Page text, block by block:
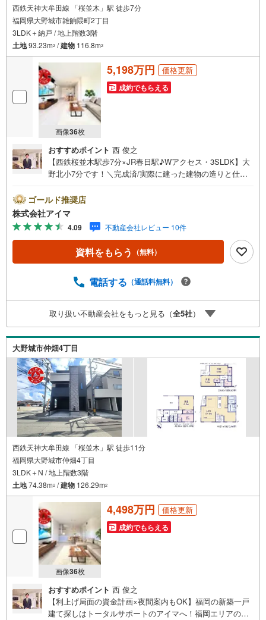
西鉄天神大牟田線 「桜並木」駅 徒歩7分
福岡県大野城市雑餉隈町2丁目
3LDK＋納戸 / 地上階数3階
土地93.23m2 /建物 116.8m2
画像36枚
5,198万円 価格更新
成約でもらえる
おすすめポイント 西 俊之
【西鉄桜並木駅歩7分×JR春日駅♪Wアクセス・3SLDK】大
野北小7分です！＼完成済/実際に建った建物の造りと仕上
取りは3SLDK・LDK20帖以上。土地約28坪・延床約35坪
と、暮らしの広さを数字でご確認いただけます。■品質・保
証住まいの品質を支える裏付けです。基礎は面で支えるベ
タ基礎。地盤調査を実施済み。築2年以内の新しい住まい。
ほかに外壁サイディング・即引渡し可も備えます。■省エネ
性能光熱費と快適さに配慮した仕様です。熱を伝えにくい
空気を循環。ほかにエコジョーズも備えます。■アイマのサ
の返済プランもご用意平日も夜間もご見学OK/ご自宅・最
寄り駅まで送迎無料/オンライン相談OK「見るだけ」「ロ
ーン相談だけ」でも歓迎します他社でローンが難しいと言
われた方、転職後で審査にご不安の方もご相談ください
ゴールド推奨店
株式会社アイマ
4.09 不動産会社レビュー 10件
資料をもらう （無料）
電話する （通話料無料）
取り扱い不動産会社をもっと見る（全5社）
大野城市仲畑4丁目
西鉄天神大牟田線 「桜並木」駅 徒歩11分
福岡県大野城市仲畑4丁目
3LDK＋N / 地上階数3階
土地74.38m2 /建物 126.29m2
画像36枚
4,498万円 価格更新
成約でもらえる
おすすめポイント 西 俊之
【利上げ局面の資金計画×夜間案内もOK】福岡の新築一戸
建て探しはトータルサポートのアイマへ！福岡エリアの最